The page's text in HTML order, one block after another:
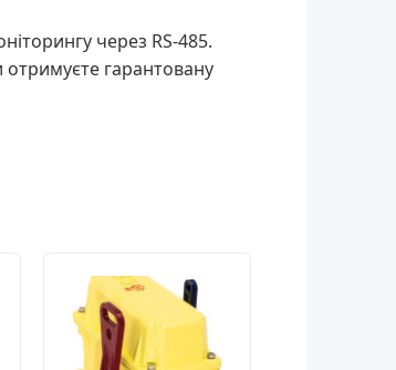
через RS-485.
гарантовану